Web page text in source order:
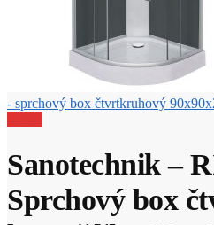
- sprchový box čtvrtkruhový
Sanotechnik –
Sprchový box